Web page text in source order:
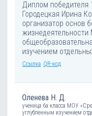
Диплом победителя
Городецкая Ирина
организатор основ
изучением
Ссылка QR-код
Оленева Н. Д.
ученица 6а класса МОУ
углубленным изучением